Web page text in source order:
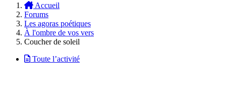
Accueil
Forums
Les agoras poétiques
À l'ombre de vos vers
Coucher de soleil
Toute l’activité